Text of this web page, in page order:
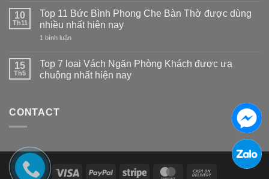
không
đóng
được
–
và
cách
khắc
bình
luận
ở
Top
ngăn
CNC
phòng
năm
10
Th11
Top 11 Bức Bình Phong Che Bàn Thờ được dùng
nhiều nhất hiện nay
1 bình luậnở
Bức
Bình
Phong
15
Th5
Top 7 loại Vách Ngăn Phòng Khách được ưa
chuộng nhất hiện nay
luận
ở
Vách
Ngăn
Phòng
Khách
CONTACT
Visa PayPal Stripe MasterCard